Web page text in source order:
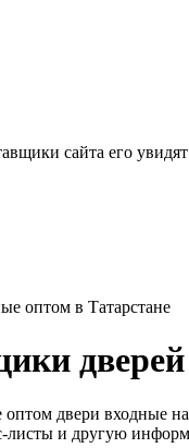
сайта его
оптом в Татарстане
двери входные
листы и другую